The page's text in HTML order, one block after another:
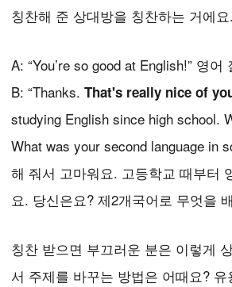
칭찬해 준 상대방을 칭찬하는 거에요.
A: “You’re so good at English!” 영어
B: “Thanks. That's really nice of
studying English since high school.
What was your second language in
해 줘서 고마워요. 고등학교 때부터
요. 당신은요? 제2개국어로 무엇을
칭찬 받으면 부끄러운 분은 이렇게
서 주제를 바꾸는 방법은 어때요?